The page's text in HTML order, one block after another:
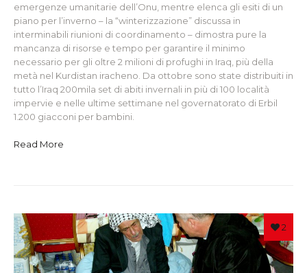
emergenze umanitarie dell’Onu, mentre elenca gli esiti di un
piano per l’inverno – la “winterizzazione” discussa in
interminabili riunioni di coordinamento – dimostra pure la
mancanza di risorse e tempo per garantire il minimo
necessario per gli oltre 2 milioni di profughi in Iraq, più della
metà nel Kurdistan iracheno. Da ottobre sono state distribuiti in
tutto l’Iraq 200mila set di abiti invernali in più di 100 località
impervie e nelle ultime settimane nel governatorato di Erbil
1.200 giacconi per bambini.
Read More
2